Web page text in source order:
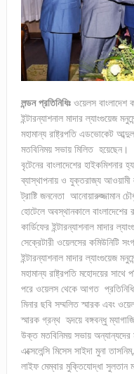
লন্ডন প্রতিনিধিঃওয়েলস বাংলাদেশ
ইন্টারন্যাশনাল মাদার ল্যাংগুয়েজ
মহামান্য রাষ্ট্রপতি এডভোকেট
মতবিনিময় সভায় মিলিত হয়েছেন।
বৃটেনের বাংলাদেশের হাইকমিশনার
ব্যাস্থাপনায় ও যুক্তরাজ্য আওয়ামী
ট্রাষ্টি জননেতা আনোয়ারুজ্জামান
হোটেলে অবস্থানকালে বাংলাদেশের
কার্ডিফের ইন্টারন্যাশনাল মাদার
সেক্রেটারী ওয়েলসের কমিউনিটি
ইন্টারন্যাশনাল মাদার ল্যাংগুয়েজ
মহামান্য রাষ্ট্রপতি মহোদয়ের সাথে
পরে ওয়েলস থেকে আগত
মিনার ছবি সম্মলিত স্মারক এবং
স্মারক গ্রন্থ হৃদয়ে বঙ্গবন্ধু
উক্ত মতবিনিময় সভায় অন্যান্যদের
এক্সেলেন্সি মিসেস সাইদা মুনা
লাইফ মেম্বার মুক্তিযোদ্ধা সুলতান